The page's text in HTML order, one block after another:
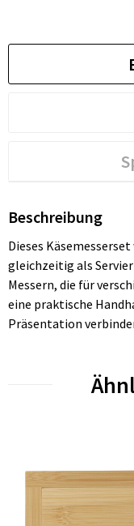
Beschreibung
Dieses
gleichzeitig als
Messern, die für
eine praktische
Präsentation